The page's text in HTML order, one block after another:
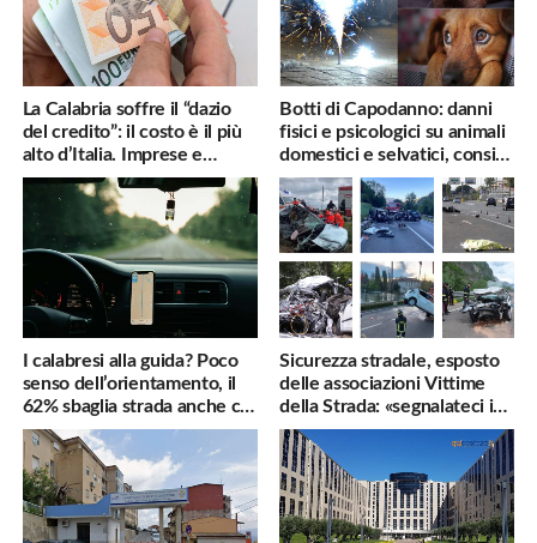
La Calabria soffre il “dazio
del credito”: il costo è il più
alto d’Italia. Imprese e
famiglie penalizzate
Botti di Capodanno: danni
fisici e psicologici su animali
domestici e selvatici, consigli
utili
I calabresi alla guida? Poco
senso dell’orientamento, il
62% sbaglia strada anche col
navigatore
Sicurezza stradale, esposto
delle associazioni Vittime
della Strada: «segnalateci i
pericoli, interverremo
subito»